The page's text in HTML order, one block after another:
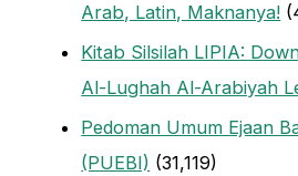
Arab, Latin, Maknanya!
Kitab Silsilah LIPIA:
Al-Lughah Al-Arabiyah
Pedoman Umum Ejaan
(PUEBI) (31,119)